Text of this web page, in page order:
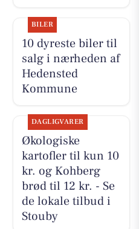
BILER
10 dyreste biler til
salg i nærheden af
Hedensted
Kommune
DAGLIGVARER
Økologiske
kartofler til kun 10
kr. og Kohberg
brød til 12 kr. - Se
de lokale tilbud i
Stouby